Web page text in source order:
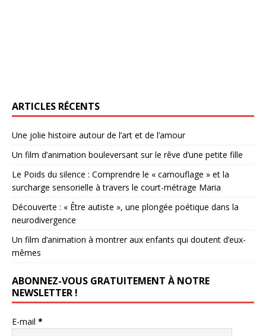
ARTICLES RÉCENTS
Une jolie histoire autour de l’art et de l’amour
Un film d’animation bouleversant sur le rêve d’une petite fille
Le Poids du silence : Comprendre le « camouflage » et la
surcharge sensorielle à travers le court-métrage Maria
Découverte : « Être autiste », une plongée poétique dans la
neurodivergence
Un film d’animation à montrer aux enfants qui doutent d’eux-
mêmes
ABONNEZ-VOUS GRATUITEMENT À NOTRE
NEWSLETTER !
E-mail *